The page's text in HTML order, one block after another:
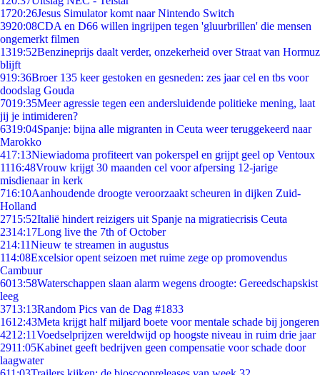
1720:26Jesus Simulator komt naar Nintendo Switch
3920:08CDA en D66 willen ingrijpen tegen 'gluurbrillen' die mensen
ongemerkt filmen
1319:52Benzineprijs daalt verder, onzekerheid over Straat van Hormuz
blijft
919:36Broer 135 keer gestoken en gesneden: zes jaar cel en tbs voor
doodslag Gouda
7019:35Meer agressie tegen een andersluidende politieke mening, laat
jij je intimideren?
6319:04Spanje: bijna alle migranten in Ceuta weer teruggekeerd naar
Marokko
417:13Niewiadoma profiteert van pokerspel en grijpt geel op Ventoux
1116:48Vrouw krijgt 30 maanden cel voor afpersing 12-jarige
misdienaar in kerk
716:10Aanhoudende droogte veroorzaakt scheuren in dijken Zuid-
Holland
2715:52Italië hindert reizigers uit Spanje na migratiecrisis Ceuta
2314:17Long live the 7th of October
214:11Nieuw te streamen in augustus
114:08Excelsior opent seizoen met ruime zege op promovendus
Cambuur
6013:58Waterschappen slaan alarm wegens droogte: Gereedschapskist
leeg
3713:13Random Pics van de Dag #1833
1612:43Meta krijgt half miljard boete voor mentale schade bij jongeren
4212:11Voedselprijzen wereldwijd op hoogste niveau in ruim drie jaar
2911:05Kabinet geeft bedrijven geen compensatie voor schade door
laagwater